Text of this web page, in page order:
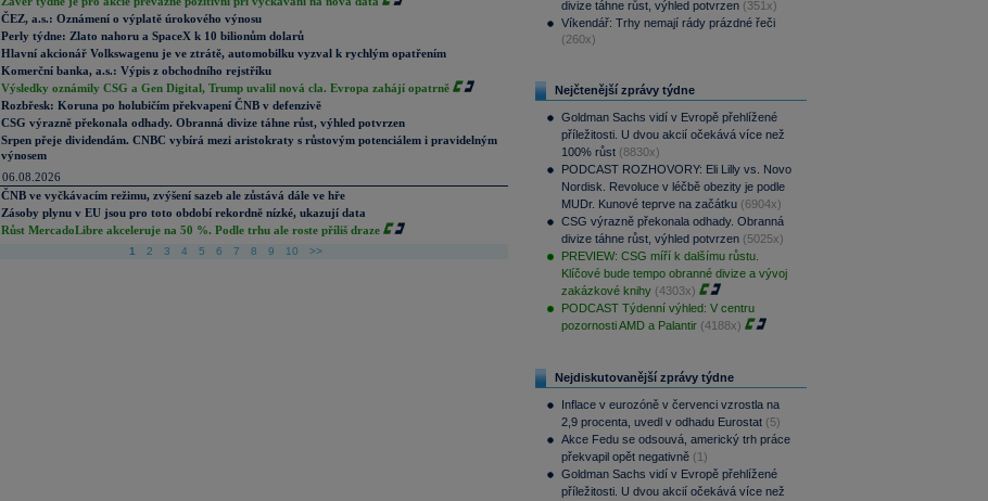
ČEZ, a.s.: Oznámení o výplatě úrokového výnosu
Perly týdne: Zlato nahoru a SpaceX k 10 bilionům dolarů
Hlavní akcionář Volkswagenu je ve ztrátě, automobilku vyzval k rychlým opatřením
Komerční banka, a.s.: Výpis z obchodního rejstříku
Výsledky oznámily CSG a Gen Digital, Trump uvalil nová cla. Evropa zahájí opatrně
Rozbřesk: Koruna po holubičím překvapení ČNB v defenzivě
CSG výrazně překonala odhady. Obranná divize táhne růst, výhled potvrzen
Srpen přeje dividendám. CNBC vybírá mezi aristokraty s růstovým potenciálem i pravidelným
výnosem
06.08.2026
ČNB ve vyčkávacím režimu, zvýšení sazeb ale zůstává dále ve hře
Zásoby plynu v EU jsou pro toto období rekordně nízké, ukazují data
Růst MercadoLibre akceleruje na 50 %. Podle trhu ale roste příliš draze
1 2 3 4 5 6 7 8 9 10 >>
divize táhne růst, výhled potvrzen (351x)
Víkendář: Trhy nemají rády prázdné řeči
(260x)
Nejčtenější zprávy týdne
Goldman Sachs vidí v Evropě přehlížené
příležitosti. U dvou akcií očekává více než
100% růst (8830x)
PODCAST ROZHOVORY: Eli Lilly vs. Novo
Nordisk. Revoluce v léčbě obezity je podle
MUDr. Kunové teprve na začátku (6904x)
CSG výrazně překonala odhady. Obranná
divize táhne růst, výhled potvrzen (5025x)
PREVIEW: CSG míří k dalšímu růstu.
Klíčové bude tempo obranné divize a vývoj
zakázkové knihy (4303x)
PODCAST Týdenní výhled: V centru
pozornosti AMD a Palantir (4188x)
Nejdiskutovanější zprávy týdne
Inflace v eurozóně v červenci vzrostla na
2,9 procenta, uvedl v odhadu Eurostat (5)
Akce Fedu se odsouvá, americký trh práce
překvapil opět negativně (1)
Goldman Sachs vidí v Evropě přehlížené
příležitosti. U dvou akcií očekává více než